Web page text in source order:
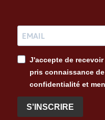
J'accepte de
pris connaissance
confidentialité et
S'INSCRIRE